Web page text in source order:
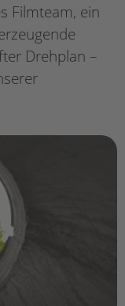
Filmteam, ein
Drehplan –